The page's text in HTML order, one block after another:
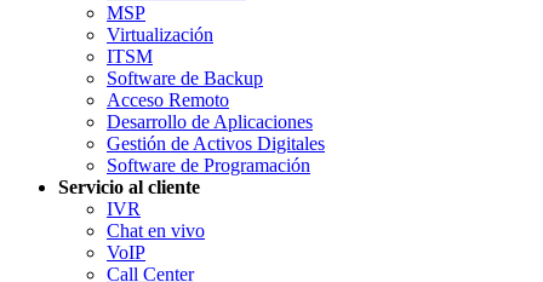
MSP
Virtualización
ITSM
Software de Backup
Acceso Remoto
Desarrollo de Aplicaciones
Gestión de Activos Digitales
Software de Programación
Servicio al cliente
IVR
Chat en vivo
VoIP
Call Center